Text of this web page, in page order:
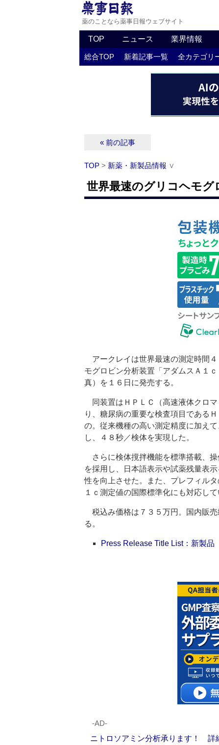
薬のことなら薬事日報ウェブサイト
TOP ニュース 業界情報
総合TOP 新着記事一覧 全カテゴリ
« 前の記事
TOP > 新薬・新製品情報 ∨
世界最速のグリコヘモ
アークレイは世界最速の測定時間
モグロビン分析装置「アダムスＡ１
真）を１６日に発売する。
同装置はＨＰＬＣ（高速液体クロマ
り、糖尿病の重要な検査項目である
の。従来機種の高い測定精度に加え
し、４８秒／検体を実現した。
さらに検体撹拌機能を標準搭載、操
を採用し、日本語表示や試薬残量表
性を向上させた。また、プレフィル
１ｃ測定値の国際標準化にも対応して
税込み価格は７３５万円。国内販
る。
Press Release Title List：新製品
‐AD‐
ニトロソアミン分析承ります！ 詳